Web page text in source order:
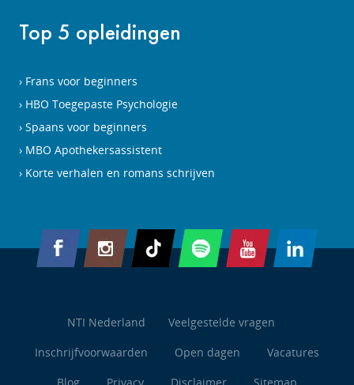
Top 5 opleidingen
Frans voor beginners
HBO Toegepaste Psychologie
Spaans voor beginners
MBO Apothekersassistent
Korte verhalen en romans schrijven
NTI Nederland
Veelgestelde vragen
Inschrijfvoorwaarden
Open dagen
Vacatures